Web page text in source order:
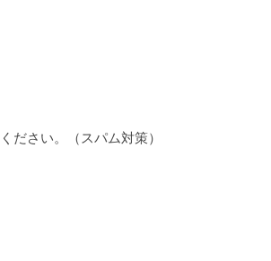
ださい。（スパム対策）